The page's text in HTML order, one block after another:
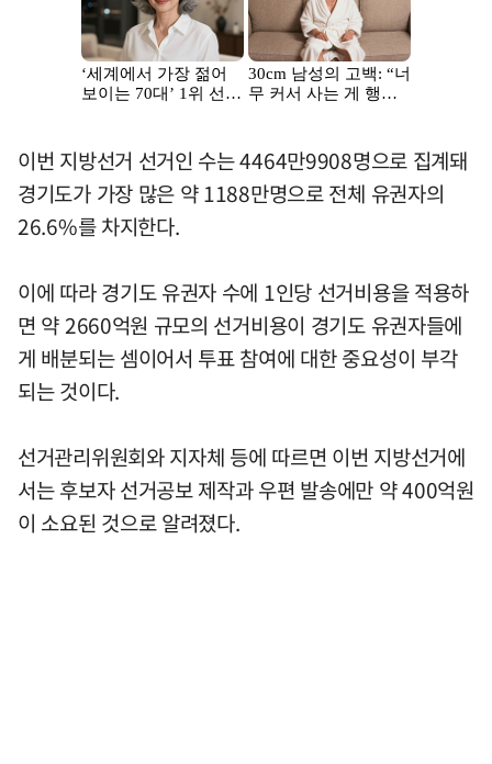
이번 지방선거 선거인 수는 4464만9908명으로 집계돼
경기도가 가장 많은 약 1188만명으로 전체 유권자의
26.6%를 차지한다.
이에 따라 경기도 유권자 수에 1인당 선거비용을 적용하
면 약 2660억원 규모의 선거비용이 경기도 유권자들에
게 배분되는 셈이어서 투표 참여에 대한 중요성이 부각
되는 것이다.
선거관리위원회와 지자체 등에 따르면 이번 지방선거에
서는 후보자 선거공보 제작과 우편 발송에만 약 400억원
이 소요된 것으로 알려졌다.